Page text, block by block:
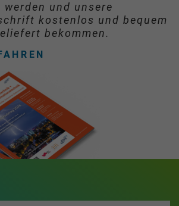
und unsere
kostenlos und bequem
bekommen.